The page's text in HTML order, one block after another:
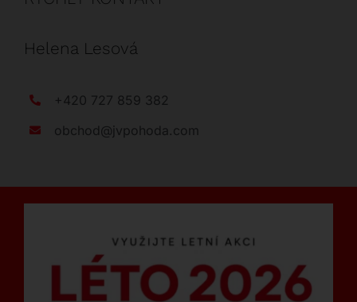
Helena Lesová
+420 727 859 382
obchod@jvpohoda.com